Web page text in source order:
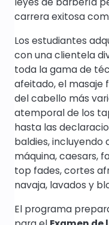
carrera exitosa
Los estudiantes
con una clientela
toda la gama de
afeitado, el masaje
del cabello más
atemporal de los
hasta las
baldies,
máquina, caesars,
top fades, cortes
navaja, lavados y
El programa